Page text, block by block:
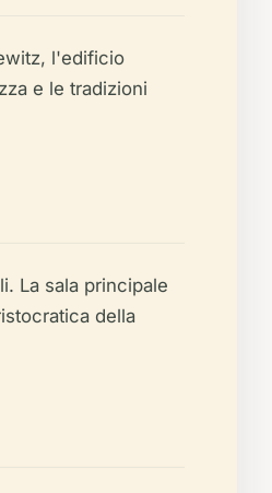
l'edificio
e le tradizioni
La sala principale
della